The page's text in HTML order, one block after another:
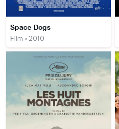
Space Dogs
Film • 2010